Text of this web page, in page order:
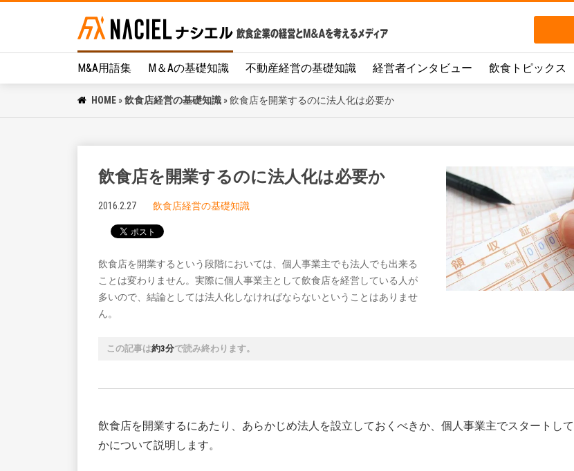
M&A用語集 M＆Aの基礎知識 不動産経営の基礎知識 経営者インタビュー 飲食トピックス
HOME »飲食店経営の基礎知識 »飲食店を開業するのに法人化は必要か
飲食店を開業するのに法人化は必要か
2016.2.27 飲食店経営の基礎知識
飲食店を開業するという段階においては、個人事業主でも法人でも出来る
ことは変わりません。実際に個人事業主として飲食店を経営している人が
多いので、結論としては法人化しなければならないということはありませ
ん。
この記事は約3分で読み終わります。
飲食店を開業するにあたり、あらかじめ法人を設立しておくべきか、個人事業主でスタートし
かについて説明します。